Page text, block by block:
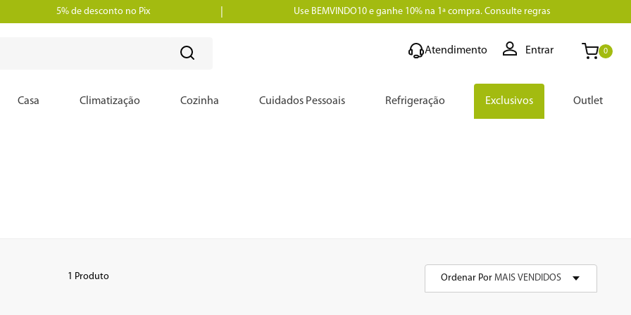
5% de desconto no Pix Use BEMVINDO10 e ganhe 10% na 1ª compra. Consulte regras
Atendimento Entrar 0
Casa Climatização Cozinha Cuidados Pessoais Refrigeração Exclusivos Outlet
1 Produto Ordenar Por MAIS VENDIDOS